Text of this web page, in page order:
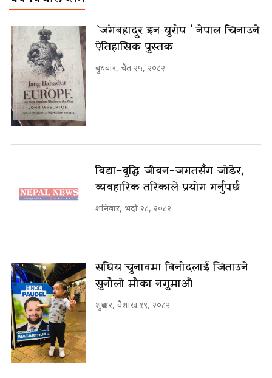
`जंगबहादुर इन युरोप ’ नेपाल चिनाउने
ऐतिहासिक पुस्तक
बुधबार, चैत २५, २०८२
विद्या–बुद्धि जीवन-जगतसँग जोडेर,
व्यवहारिक तरिकाले प्रयोग गर्नुपर्छ
शनिबार, भदौ २८, २०८२
संघिय चुनावमा बिनोदलाई जिताउने
सुनौलो मौका नगुमाऔ
शुक्रबार, वैशाख १९, २०८२